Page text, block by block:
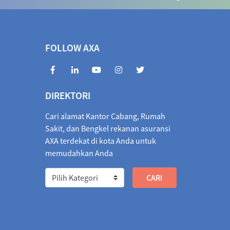
04/08/2026 1,016.3186
04/08/2026 1,064.6822 1.5333
1,842.4723 04/08/2026 1,833.1715 9.3008
04/08/2026 566.7579 6.3434
FOLLOW AXA
DIREKTORI
Cari alamat Kantor Cabang, Rumah
Sakit, dan Bengkel rekanan asuransi
AXA terdekat di kota Anda untuk
memudahkan Anda